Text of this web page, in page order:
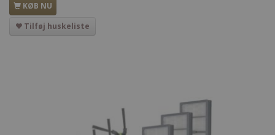
KØB NU
Tilføj huskeliste